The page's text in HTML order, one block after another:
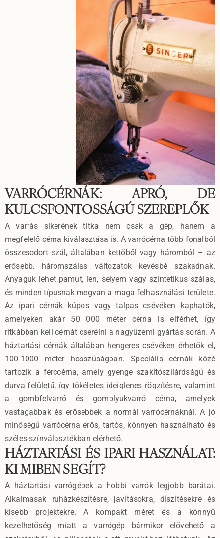
VARRÓCÉRNÁK: APRÓ, DE
KULCSFONTOSSÁGÚ SZEREPLŐK
A varrás sikerének titka nem csak a gép, hanem a
megfelelő cérna kiválasztása is. A varrócérna több fonalból
összesodort szál, általában kettőből vagy háromból – az
erősebb, háromszálas változatok kevésbé szakadnak.
Anyaguk lehet pamut, len, selyem vagy szintetikus szálas,
és minden típusnak megvan a maga felhasználási területe.
Az ipari cérnák kúpos vagy talpas csévéken kaphatók,
amelyeken akár 50 000 méter cérna is elférhet, így
ritkábban kell cérnát cserélni a nagyüzemi gyártás során. A
háztartási cérnák általában hengeres csévéken érhetők el,
100-1000 méter hosszúságban. Speciális cérnák közé
tartozik a férccérna, amely gyenge szakítószilárdságú és
durva felületű, így tökéletes ideiglenes rögzítésre, valamint
a gombfelvarró és gomblyukvarró cérna, amelyek
vastagabbak és erősebbek a normál varrócérnáknál. A jó
minőségű varrócérna erős, tartós, könnyen használható és
széles színválasztékban elérhető.
HÁZTARTÁSI ÉS IPARI HASZNÁLAT:
KI MIBEN SEGÍT?
A háztartási varrógépek a hobbi varrók legjobb barátai.
Alkalmasak ruházkészítésre, javításokra, díszítésekre és
kisebb projektekre. A kompakt méret és a könnyű
kezelhetőség miatt a varrógép bármikor elővehető a